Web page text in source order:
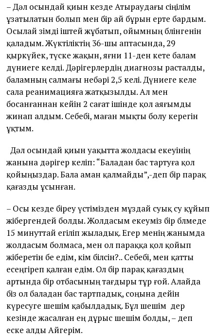
– Дәл осындай қиын кезде Атыраудағы сіңілім
ұзатылатын болып мен бір ай бұрын ерте бардым.
Осылай өзімді іштей жұбатып, ойымның бөлінгенін
қаладым. Жүктіліктің 36-шы аптасында, 29
қыркүйек, түске жақын, яғни 11-ден кете балам
дүниеге келді. Дәрігерлердің диагнозы расталды,
баламның салмағы небәрі 2,5 келі. Дүниеге келе
сала реанимацияға жатқызылды. Ал мен
босанғаннан кейін 2 сағат ішінде қол аяғымды
жинап алдым. Себебі, маған мықты болу керегін
ұқтым.
Дәл осындай қиын уақытта жолдасы екеуінің
жанына дәрігер келіп: “Баладан бас тартуға қол
қойыңыздар. Бала аман қалмайды”,-деп бір парақ
қағазды ұсынған.
– Осы кезде біреу үстімізден мұздай суық су құйып
жібергендей болды. Жолдасым екеуміз бір бөлмеде
15 минуттай егіліп жыладық. Егер менің жанымда
жолдасым болмаса, мен ол параққа қол қойып
жіберетін бе едім, кім білсін?.. Себебі, мен қатты
есеңгіреп қалған едім. Ол бір парақ қағаздың
артында бір отбасының тағдыры тұр ғой. Алайда
біз ол баладан бас тартпадық, соңына дейін
күресуге шешім қабылдадық. Бұл шешім дер
кезінде жасалған ең дұрыс шешім болды, – деп
еске алды Айгерім.